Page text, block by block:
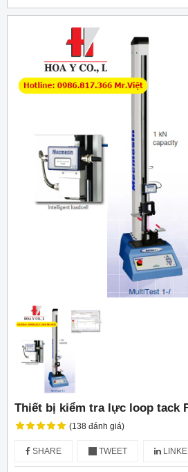
Thiết bị kiểm tra lực loop tack
(138 đánh giá)
SHARE TWEET